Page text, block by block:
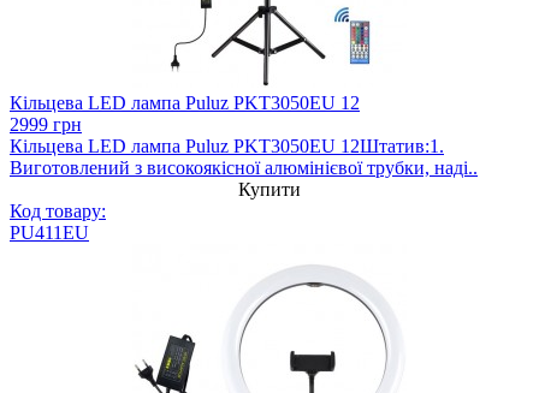
Кільцева LED лампа Puluz PKT3050EU 12
2999 грн
Кільцева LED лампа Puluz PKT3050EU 12Штатив:1.
Виготовлений з високоякісної алюмінієвої трубки, наді..
Купити
Код товару:
PU411EU